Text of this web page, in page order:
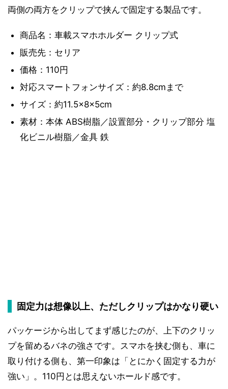
両側の両方をクリップで挟んで固定する製品です。
商品名：車載スマホホルダー クリップ式
販売先：セリア
価格：110円
対応スマートフォンサイズ：約8.8cmまで
サイズ：約11.5×8×5cm
素材：本体 ABS樹脂／設置部分・クリップ部分 塩
化ビニル樹脂／金具 鉄
固定力は想像以上、ただしクリップはかなり硬い
パッケージから出してまず感じたのが、上下のクリッ
プを留めるバネの強さです。スマホを挟む側も、車に
取り付ける側も、第一印象は「とにかく固定する力が
強い」。110円とは思えないホールド感です。